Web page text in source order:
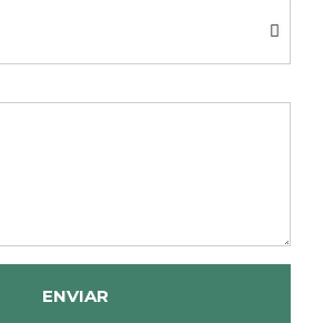
ENVIAR